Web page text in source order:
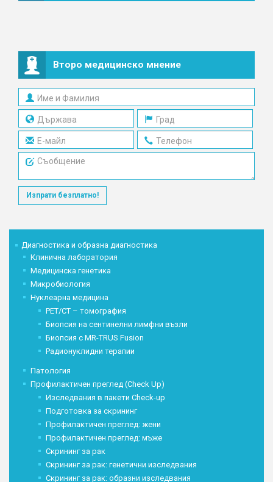
Второ медицинско мнение
Изпрати безплатно!
Диагностика и образна диагностика
Клинична лаборатория
Медицинска генетика
Микробиология
Нуклеарна медицина
PET/CT – томография
Биопсия на сентинелни лимфни възли
Биопсия с MR-TRUS Fusion
Радионуклидни терапии
Патология
Профилактичен преглед (Check Up)
Изследвания в пакети Check-up
Подготовка за скрининг
Профилактичен преглед: жени
Профилактичен преглед: мъже
Скрининг за рак
Скрининг за рак: генетични изследвания
Скрининг за рак: образни изследвания